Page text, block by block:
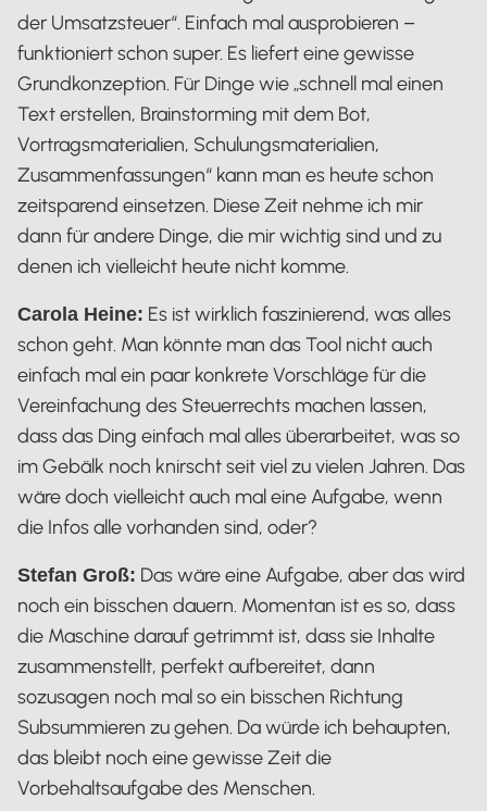
der Umsatzsteuer“. Einfach mal ausprobieren –
funktioniert schon super. Es liefert eine gewisse
Grundkonzeption. Für Dinge wie „schnell mal einen
Text erstellen, Brainstorming mit dem Bot,
Vortragsmaterialien, Schulungsmaterialien,
Zusammenfassungen“ kann man es heute schon
zeitsparend einsetzen. Diese Zeit nehme ich mir
dann für andere Dinge, die mir wichtig sind und zu
denen ich vielleicht heute nicht komme.
Carola Heine: Es ist wirklich faszinierend, was alles
schon geht. Man könnte man das Tool nicht auch
einfach mal ein paar konkrete Vorschläge für die
Vereinfachung des Steuerrechts machen lassen,
dass das Ding einfach mal alles überarbeitet, was so
im Gebälk noch knirscht seit viel zu vielen Jahren. Das
wäre doch vielleicht auch mal eine Aufgabe, wenn
die Infos alle vorhanden sind, oder?
Stefan Groß: Das wäre eine Aufgabe, aber das wird
noch ein bisschen dauern. Momentan ist es so, dass
die Maschine darauf getrimmt ist, dass sie Inhalte
zusammenstellt, perfekt aufbereitet, dann
sozusagen noch mal so ein bisschen Richtung
Subsummieren zu gehen. Da würde ich behaupten,
das bleibt noch eine gewisse Zeit die
Vorbehaltsaufgabe des Menschen.